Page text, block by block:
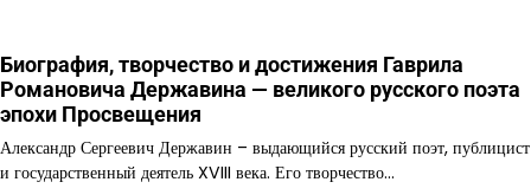
Биография, творчество и достижения Гаврила
Романовича Державина — великого русского поэта
эпохи Просвещения
Александр Сергеевич Державин – выдающийся русский поэт, публицист
и государственный деятель XVIII века. Его творчество…